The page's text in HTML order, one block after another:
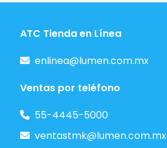
ATC Tienda en Línea
enlinea@lumen.com.mx
Ventas por teléfono
55-4445-5000
ventastmk@lumen.com.mx